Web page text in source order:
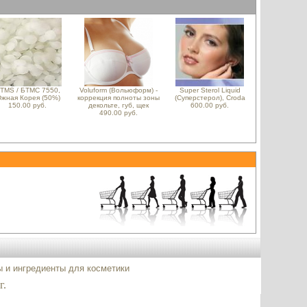
/ БТМС 7550,
Корея (50%)
150.00 руб.
Voluform (Вольюформ) -
коррекция полноты зоны
декольте, губ, щек
490.00 руб.
Super Sterol Liquid
(Суперстерол), Croda
600.00 руб.
и ингредиенты для косметики